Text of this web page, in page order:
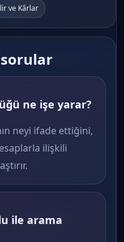
ve Kârlar
sorular
ne işe yarar?
neyi ifade ettiğini,
ilişkili
ile arama